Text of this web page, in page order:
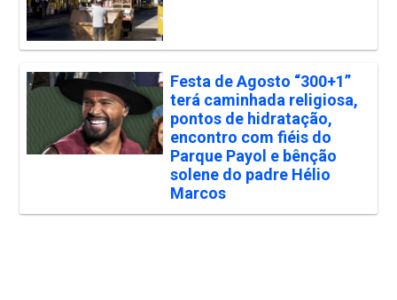
Festa de Agosto “300+1”
terá caminhada religiosa,
pontos de hidratação,
encontro com fiéis do
Parque Payol e bênção
solene do padre Hélio
Marcos